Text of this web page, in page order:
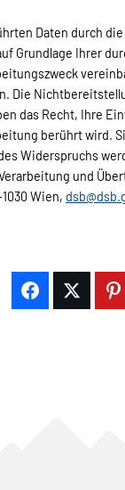
Daten durch
Grundlage
Die
das Recht, Ihre
berührt wird.
Widerspruchs
und
Wien,